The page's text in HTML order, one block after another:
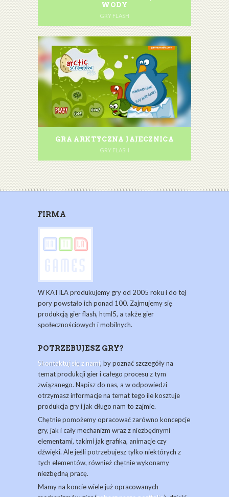
WODY
GRY FLASH
GRA ARKTYCZNA JAJECZNICA
GRY FLASH
FIRMA
W KATILA produkujemy gry od 2005 roku i do tej
pory powstało ich ponad 100. Zajmujemy się
produkcją gier flash, html5, a także gier
społecznościowych i mobilnych.
POTRZEBUJESZ GRY?
Skontaktuj się z nami, by poznać szczegóły na
temat produkcji gier i całego procesu z tym
związanego. Napisz do nas, a w odpowiedzi
otrzymasz informacje na temat tego ile kosztuje
produkcja gry i jak długo nam to zajmie.
Chętnie pomożemy opracować zarówno koncepcje
gry, jak i cały mechanizm wraz z niezbędnymi
elementami, takimi jak grafika, animacje czy
dźwięki. Ale jeśli potrzebujesz tylko niektórych z
tych elementów, również chętnie wykonamy
niezbędną pracę.
Mamy na koncie wiele już opracowanych